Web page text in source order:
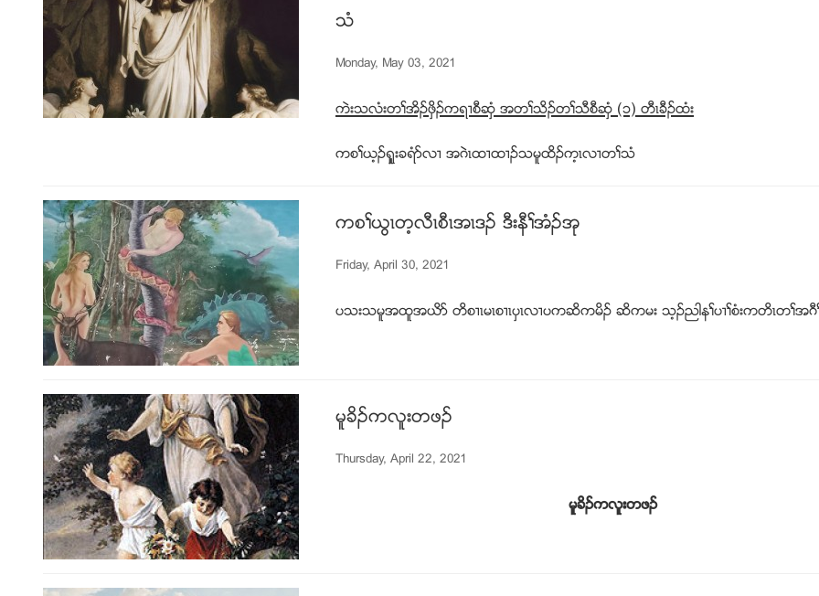
သံ
Monday, May 03, 2021
ကဲးသလံးတႈအိဥဖွိဥကရ႕စီဆွံ အတႈသိဥတႈသီစီဆွံ (၁) တီၚခီဥထံး
ကစႈဎ့ဥရွူးခရံဏလ႕ အဂဲၚထ႕ထ႕ဥသမူထိဥက့ၚလ႕တႈသံ
ကစႈဎြၚတ့လီၚစီၚအၚဒဥ ဒီးနီႈအံဥအု
Friday, April 30, 2021
ပသးသမူအထူအဎိဏ တိစ႕ၚမၚစ႕ၚပွၚလ႕ပကဆိကမိဥ ဆိကမး သ့ဥညါနႈပ႕ႈစံးကတိၚတႈအဂီႈ
မူခိဥကလူးတဖဥ
Thursday, April 22, 2021
မူခိဥကလူးတဖဥ